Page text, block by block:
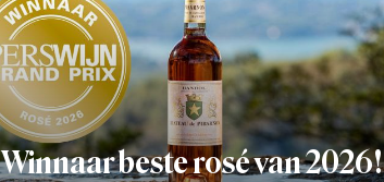
Winnaar beste rosé van 2026!